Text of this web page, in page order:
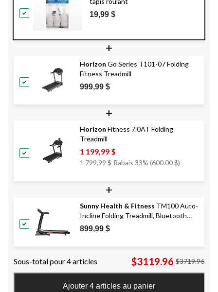
19,99 $
+
Horizon Go Series T101-07 Folding
Fitness Treadmill
999,99 $
+
Horizon Fitness 7.0AT Folding
Treadmill
1 199,99 $
1 799,99 $ Prix
Rabais 33% (600.00 $)
+
Sunny Health & Fitness TM100 Auto-
Incline Folding Treadmill, Bluetooth
Compatible
899,99 $
Sous-total pour 4 articles $3119.96 $3719.96
Ajouter 4 articles au panier